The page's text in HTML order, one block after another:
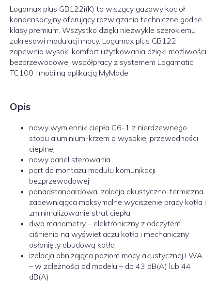
Logamax plus GB122i(K) to wiszący gazowy kocioł
kondensacyjny oferujący rozwiązania techniczne godne
klasy premium. Wszystko dzięki niezwykle szerokiemu
zakresowi modulacji mocy. Logamax plus GB122i
zapewnia wysoki komfort użytkowania dzięki możliwości
bezprzewodowej współpracy z systemem Logamatic
TC100 i mobilną aplikacją MyMode.
Opis
nowy wymiennik ciepła C6-1 z nierdzewnego
stopu aluminium-krzem o wysokiej przewodności
cieplnej
nowy panel sterowania
port do montażu modułu komunikacji
bezprzewodowej
ponadstandardowa izolacja akustyczno-termiczna
zapewniająca maksymalne wyciszenie pracy kotła i
zminimalizowanie strat ciepła
dwa manometry – elektroniczny z odczytem
ciśnienia na wyświetlaczu kotła i mechaniczny
osłonięty obudową kotła
izolacja obniżająca poziom mocy akustycznej LWA
– w zależności od modelu – do 43 dB(A) lub 44
dB(A)